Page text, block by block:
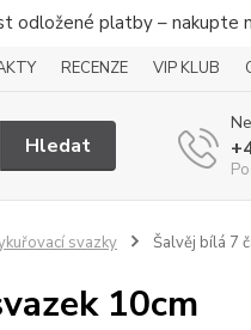
odložené platby – nakupte
RECENZE VIP KLUB
Hledat
svazky Šalvěj bílá 7
10cm